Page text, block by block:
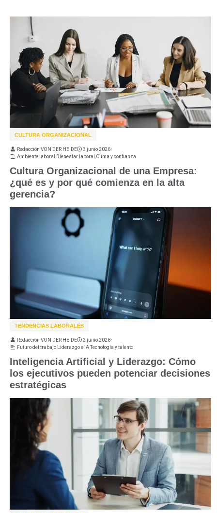
CULTURA ORGANIZACIONAL
Cultura Organizacional de una Empresa:
¿qué es y por qué comienza en la alta
gerencia?
Redacción VON DER HEIDE 3 junio 2026•
Ambiente laboral ,Bienestar laboral ,Clima y confianza
TENDENCIAS LABORALES
Inteligencia Artificial y Liderazgo: Cómo
los ejecutivos pueden potenciar decisiones
estratégicas
Redacción VON DER HEIDE 2 junio 2026•
Futuro del trabajo,Liderazgo e IA,Tecnología y talento